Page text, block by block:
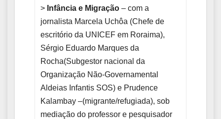
> Infância e Migração – com a
jornalista Marcela Uchôa (Chefe de
escritório da UNICEF em Roraima),
Sérgio Eduardo Marques da
Rocha(Subgestor nacional da
Organização Não-Governamental
Aldeias Infantis SOS) e Prudence
Kalambay –(migrante/refugiada), sob
mediação do professor e pesquisador